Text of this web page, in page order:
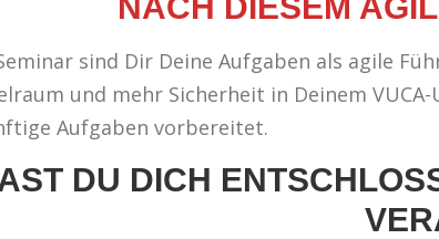
sind Dir Deine Aufgaben als agile
und mehr Sicherheit in Deinem
Aufgaben vorbereitet.
DU DICH